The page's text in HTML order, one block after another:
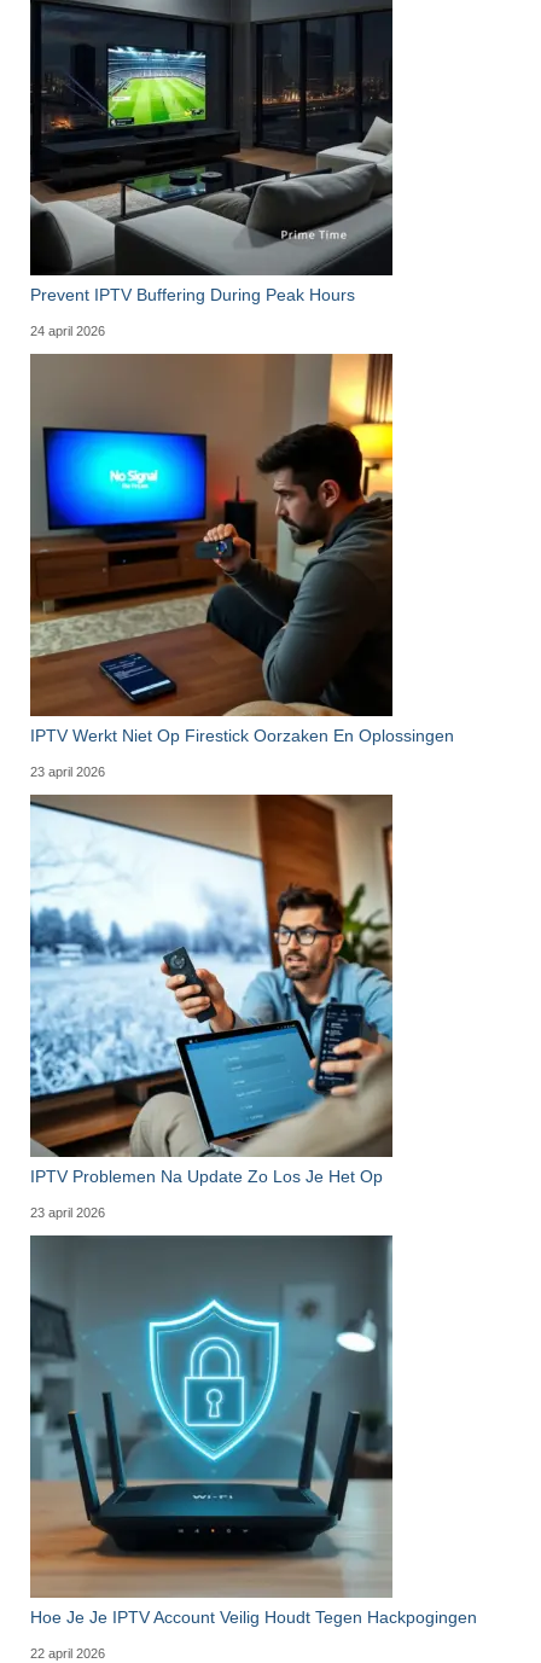
Prevent IPTV Buffering During Peak Hours
24 april 2026
IPTV Werkt Niet Op Firestick Oorzaken En Oplossingen
23 april 2026
IPTV Problemen Na Update Zo Los Je Het Op
23 april 2026
Hoe Je Je IPTV Account Veilig Houdt Tegen Hackpogingen
22 april 2026